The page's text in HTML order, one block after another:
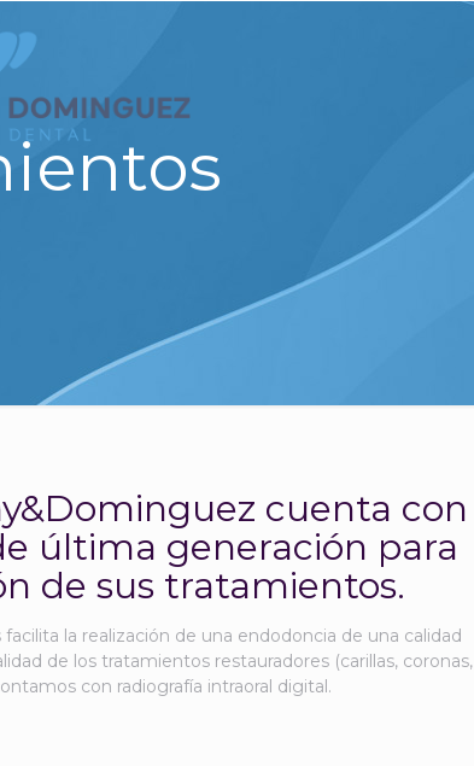
cuenta con
última generación para
de sus tratamientos.
la realización de una endodoncia de una calidad
de los tratamientos restauradores (carillas, coronas,
con radiografía intraoral digital.